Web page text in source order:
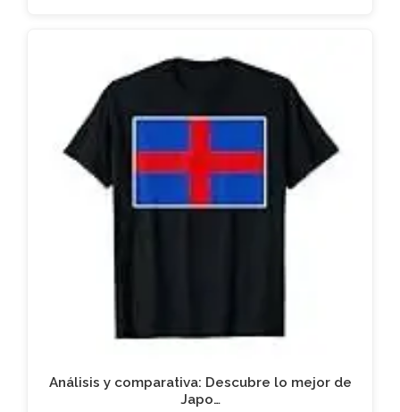
Análisis y comparativa: Descubre lo mejor de
Japo…